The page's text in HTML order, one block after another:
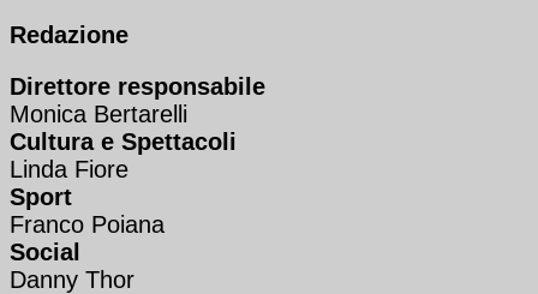
Redazione
Direttore responsabile
Monica Bertarelli
Cultura e Spettacoli
Linda Fiore
Sport
Franco Poiana
Social
Danny Thor